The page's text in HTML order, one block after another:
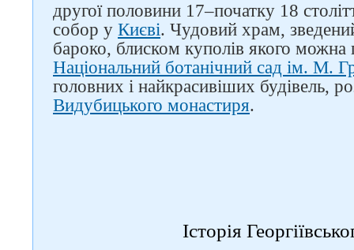
другої половини 17–початку 18
собор у Києві. Чудовий храм,
бароко, блиском куполів якого можна
Національний ботанічний сад ім. М.
головних і найкрасивіших будівель,
Видубицького монастиря.
Історія